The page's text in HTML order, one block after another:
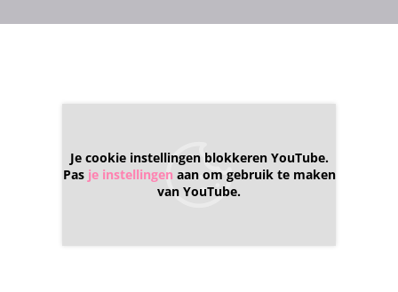
Je cookie instellingen blokkeren YouTube.
Pas je instellingen aan om gebruik te maken
van YouTube.